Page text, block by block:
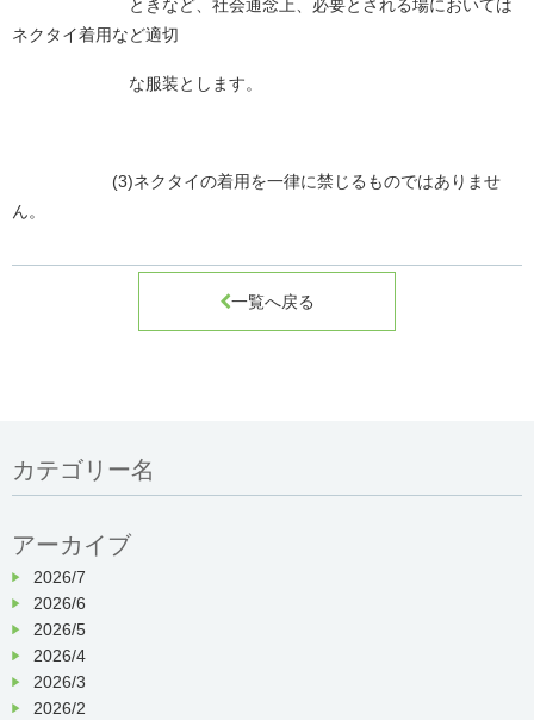
ときなど、社会通念上、必要とされる場においては
ネクタイ着用など適切
な服装とします。
(3)ネクタイの着用を一律に禁じるものではありませ
ん。
一覧へ戻る
カテゴリー名
アーカイブ
2026/7
2026/6
2026/5
2026/4
2026/3
2026/2